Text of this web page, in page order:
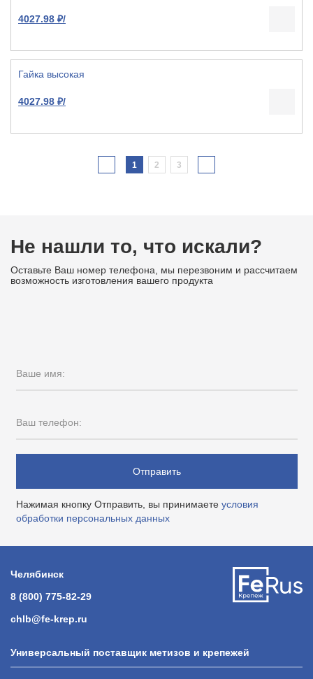
4027.98 ₽/
Гайка высокая
4027.98 ₽/
1 2 3
Не нашли то, что искали?
Оставьте Ваш номер телефона, мы перезвоним и рассчитаем
возможность изготовления вашего продукта
Ваше имя:
Ваш телефон:
Отправить
Нажимая кнопку Отправить, вы принимаете условия
обработки персональных данных
Челябинск
8 (800) 775-82-29
chlb@fe-krep.ru
Универсальный поставщик метизов и крепежей